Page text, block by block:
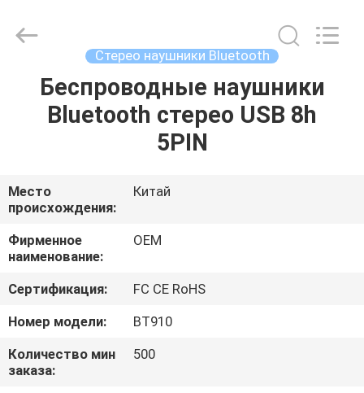
ДОМ
О
НАС
ПУТЕШЕСТВИЕ
ФАБРИКИ
ПРОВЕРКА
КАЧЕСТВА
Electronics
Co,ltd.
Стерео наушники Bluetooth
Беспроводные наушники
Bluetooth стерео USB 8h
5PIN
Место
происхождения:
Китай
Фирменное
наименование:
OEM
Сертификация:
FC CE RoHS
Номер модели:
BT910
Количество мин
заказа:
500